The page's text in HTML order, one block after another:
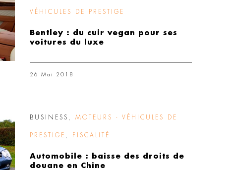
VÉHICULES DE PRESTIGE
Bentley : du cuir vegan pour ses
voitures du luxe
26 Mai 2018
BUSINESS MOTEURS - VÉHICULES DE
PRESTIGE FISCALITÉ
Automobile : baisse des droits de
douane en Chine